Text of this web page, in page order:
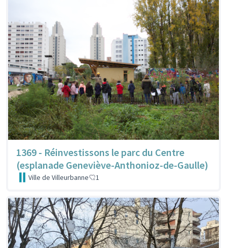
1369 - Réinvestissons le parc du Centre
(esplanade Geneviève-Anthonioz-de-Gaulle)
Ville de Villeurbanne 1